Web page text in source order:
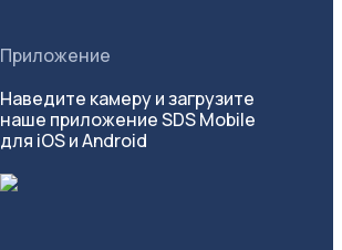
Приложение
Наведите камеру и загрузите
наше приложение SDS Mobile
для iOS и Android